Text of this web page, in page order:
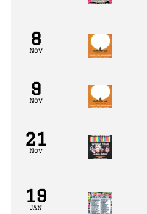
8
Nov
9
Nov
21
Nov
19
Jan